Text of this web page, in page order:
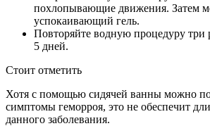
похлопывающие движения. Затем
успокаивающий гель.
Повторяйте водную процедуру три
5 дней.
Стоит отметить
Хотя с помощью сидячей ванны можно
симптомы геморроя, это не обеспечит
данного заболевания.